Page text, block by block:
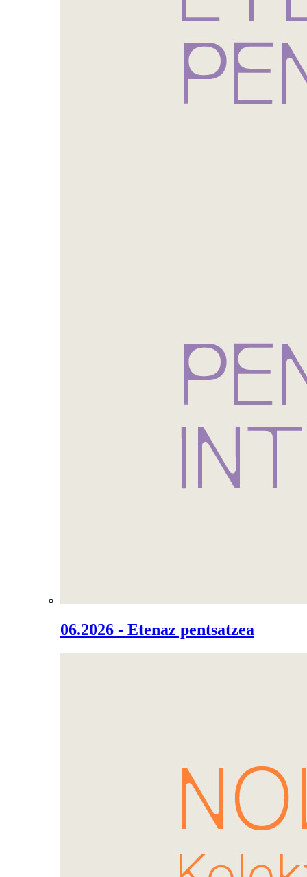
06.2026 - Etenaz pentsatzea